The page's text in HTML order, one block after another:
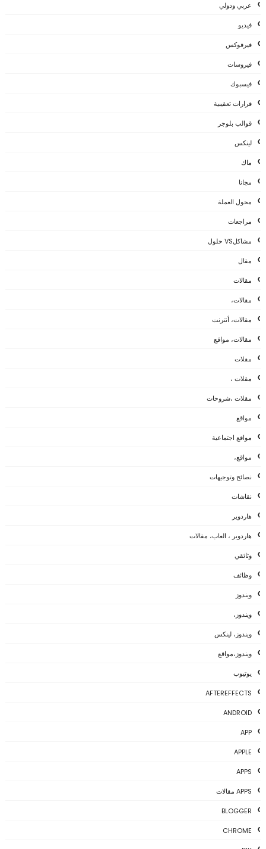
عربي ودولي
فيديو
فيرفوكس
فيروسات
فيسبوك
قرارات تعقيبية
قوالب بلوجر
لينكس
ماك
مجانا
محول العملة
مراجعات
مشاكلVS حلول
مقال
مقالات
مقالات،
مقالات، أنترنت
مقالات، مواقع
مقلات
مقلات ،
مقلات ،شروحات
مواقع
مواقع اجتماعية
مواقع،
نصائح وتوجيهات
نقاشات
هاردوير
هاردوير ، العاب، مقالات
وثائقي
وظائف
ويندوز
ويندوز،
ويندوز، لينكس
ويندوز،مواقع
يوتيوب
AFTEREFFECTS
ANDROID
APP
APPLE
APPS
APPS مقالات
BLOGGER
CHROME